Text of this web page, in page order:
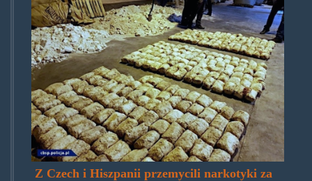
ilustracyjne.jpg
Z Czech i Hiszpanii przemycili narkotyki za